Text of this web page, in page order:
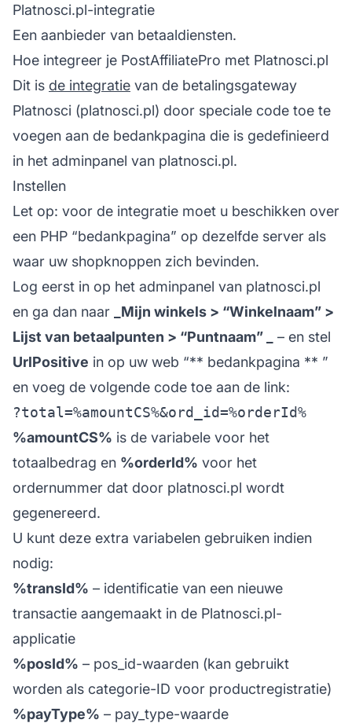
Platnosci.pl-integratie
Een aanbieder van betaaldiensten.
Hoe integreer je PostAffiliatePro met Platnosci.pl
Dit is de integratie van de betalingsgateway
Platnosci (platnosci.pl) door speciale code toe te
voegen aan de bedankpagina die is gedefinieerd
in het adminpanel van platnosci.pl.
Instellen
Let op: voor de integratie moet u beschikken over
een PHP “bedankpagina” op dezelfde server als
waar uw shopknoppen zich bevinden.
Log eerst in op het adminpanel van platnosci.pl
en ga dan naar
_Mijn winkels > “Winkelnaam” >
Lijst van betaalpunten > “Puntnaam” _
– en stel
UrlPositive in op uw web “** bedankpagina ** ”
en voeg de volgende code toe aan de link:
%amountCS% is de variabele voor het
totaalbedrag en %orderId% voor het
ordernummer dat door platnosci.pl wordt
gegenereerd.
U kunt deze extra variabelen gebruiken indien
nodig:
%transId% – identificatie van een nieuwe
transactie aangemaakt in de Platnosci.pl-
applicatie
%posId% – pos_id-waarden (kan gebruikt
worden als categorie-ID voor productregistratie)
%payType% – pay_type-waarde